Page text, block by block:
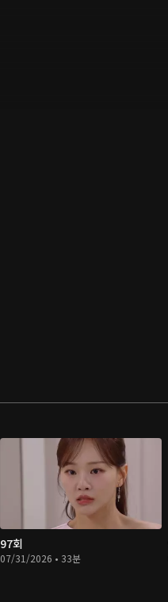
97회
07/31/2026 • 33분